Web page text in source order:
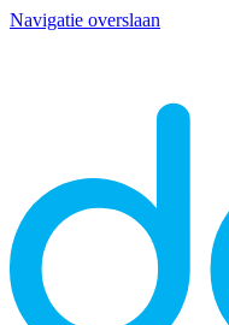
Navigatie overslaan